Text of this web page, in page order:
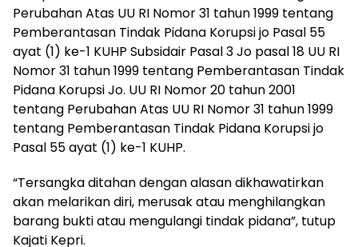
Perubahan Atas UU RI Nomor 31 tahun 1999 tentang
Pemberantasan Tindak Pidana Korupsi jo Pasal 55
ayat (1) ke-1 KUHP Subsidair Pasal 3 Jo pasal 18 UU RI
Nomor 31 tahun 1999 tentang Pemberantasan Tindak
Pidana Korupsi Jo. UU RI Nomor 20 tahun 2001
tentang Perubahan Atas UU RI Nomor 31 tahun 1999
tentang Pemberantasan Tindak Pidana Korupsi jo
Pasal 55 ayat (1) ke-1 KUHP.
“Tersangka ditahan dengan alasan dikhawatirkan
akan melarikan diri, merusak atau menghilangkan
barang bukti atau mengulangi tindak pidana”, tutup
Kajati Kepri.